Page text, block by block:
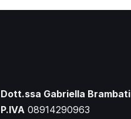
Dott.ssa Gabriella Brambati
P.IVA 08914290963